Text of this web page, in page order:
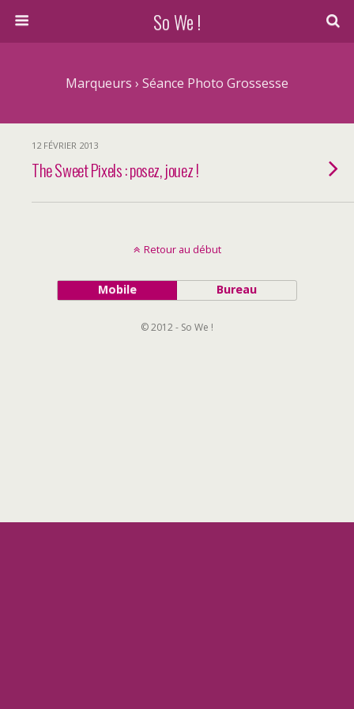
So We !
Marqueurs › Séance Photo Grossesse
12 FÉVRIER 2013
The Sweet Pixels : posez, jouez !
Retour au début
Mobile Bureau
© 2012 - So We !